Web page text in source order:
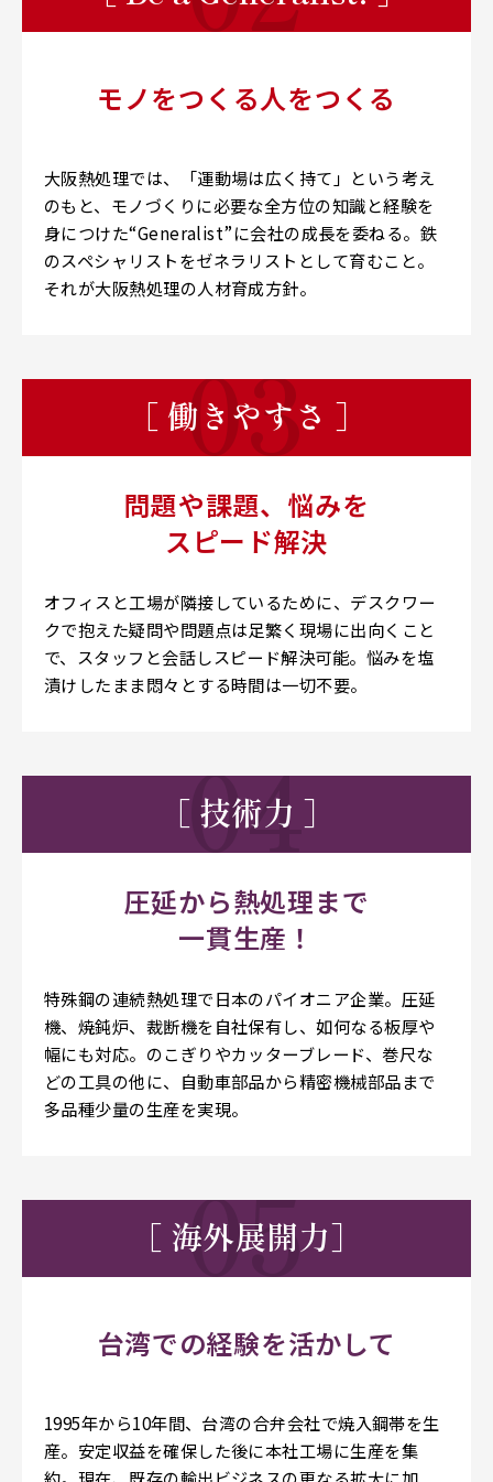
モノをつくる人をつくる
大阪熱処理では、「運動場は広く持て」という考え
のもと、モノづくりに必要な全方位の知識と経験を
身につけた“Generalist”に会社の成長を委ねる。鉄
のスペシャリストをゼネラリストとして育むこと。
それが大阪熱処理の人材育成方針。
［ 働きやすさ ］
問題や課題、悩みを
スピード解決
オフィスと工場が隣接しているために、デスクワー
クで抱えた疑問や問題点は足繁く現場に出向くこと
で、スタッフと会話しスピード解決可能。悩みを塩
漬けしたまま悶々とする時間は一切不要。
［ 技術力 ］
圧延から熱処理まで
一貫生産！
特殊鋼の連続熱処理で日本のパイオニア企業。圧延
機、焼鈍炉、裁断機を自社保有し、如何なる板厚や
幅にも対応。のこぎりやカッターブレード、巻尺な
どの工具の他に、自動車部品から精密機械部品まで
多品種少量の生産を実現。
［ 海外展開力］
台湾での経験を活かして
1995年から10年間、台湾の合弁会社で焼入鋼帯を生
産。安定収益を確保した後に本社工場に生産を集
約。現在、既存の輸出ビジネスの更なる拡大に加